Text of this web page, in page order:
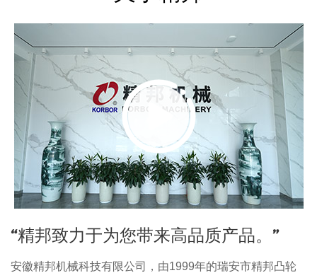
“精邦致力于为您带来高品质产品。”
安徽精邦机械科技有限公司，由1999年的瑞安市精邦凸轮